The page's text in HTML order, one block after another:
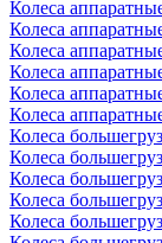
Колеса
Колеса
Колеса
Колеса
Колеса
Колеса
Колеса
Колеса
Колеса
Колеса
Колеса